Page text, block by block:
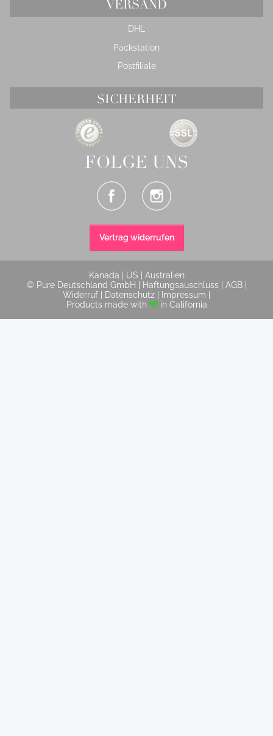
VERSAND
DHL
Packstation
Postfiliale
SICHERHEIT
FOLGE UNS
Vertrag widerrufen
Kanada US
Australien
© Pure Deutschland GmbH |
Haftungsauschluss AGB
Widerruf
Datenschutz Impressum
Products made with
in California